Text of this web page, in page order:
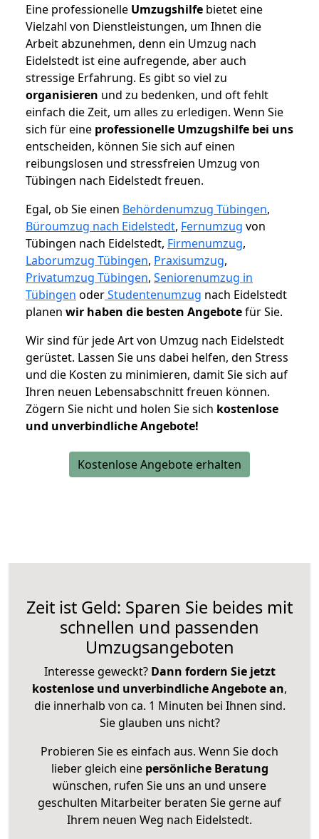
Eine professionelle Umzugshilfe bietet eine
Vielzahl von Dienstleistungen, um Ihnen die
Arbeit abzunehmen, denn ein Umzug nach
Eidelstedt ist eine aufregende, aber auch
stressige Erfahrung. Es gibt so viel zu
organisieren und zu bedenken, und oft fehlt
einfach die Zeit, um alles zu erledigen. Wenn Sie
sich für eine professionelle Umzugshilfe bei uns
entscheiden, können Sie sich auf einen
reibungslosen und stressfreien Umzug von
Tübingen nach Eidelstedt freuen.
Egal, ob Sie einen Behördenumzug Tübingen,
Büroumzug nach Eidelstedt, Fernumzug von
Tübingen nach Eidelstedt, Firmenumzug,
Laborumzug Tübingen, Praxisumzug,
Privatumzug Tübingen, Seniorenumzug in
Tübingen oderStudentenumzug nach Eidelstedt
planen wir haben die besten Angebotefür Sie.
Wir sind für jede Art von Umzug nach Eidelstedt
gerüstet. Lassen Sie uns dabei helfen, den Stress
und die Kosten zu minimieren, damit Sie sich auf
Ihren neuen Lebensabschnitt freuen können.
Zögern Sie nicht und holen Sie sich kostenlose
und unverbindliche Angebote!
Kostenlose Angebote erhalten
Zeit ist Geld: Sparen Sie beides mit
schnellen und passenden
Umzugsangeboten
Interesse geweckt? Dann fordern Sie jetzt
kostenlose und unverbindliche Angebote an,
die innerhalb von ca. 1 Minuten bei Ihnen sind.
Sie glauben uns nicht?
Probieren Sie es einfach aus. Wenn Sie doch
lieber gleich eine persönliche Beratung
wünschen, rufen Sie uns an und unsere
geschulten Mitarbeiter beraten Sie gerne auf
Ihrem neuen Weg nach Eidelstedt.